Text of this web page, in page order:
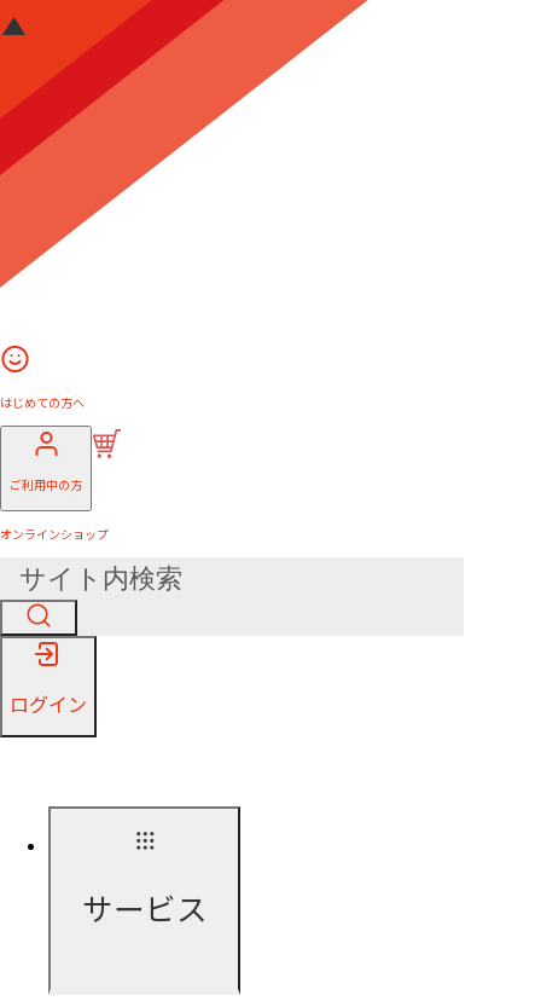
はじめての方へ
ご利用中の方
オンラインショップ
ログイン
サービス